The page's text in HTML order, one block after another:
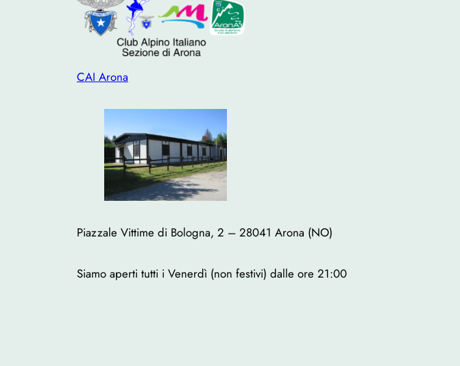
CAI Arona
Piazzale Vittime di Bologna, 2 – 28041 Arona (NO)
Siamo aperti tutti i Venerdì (non festivi) dalle ore 21:00